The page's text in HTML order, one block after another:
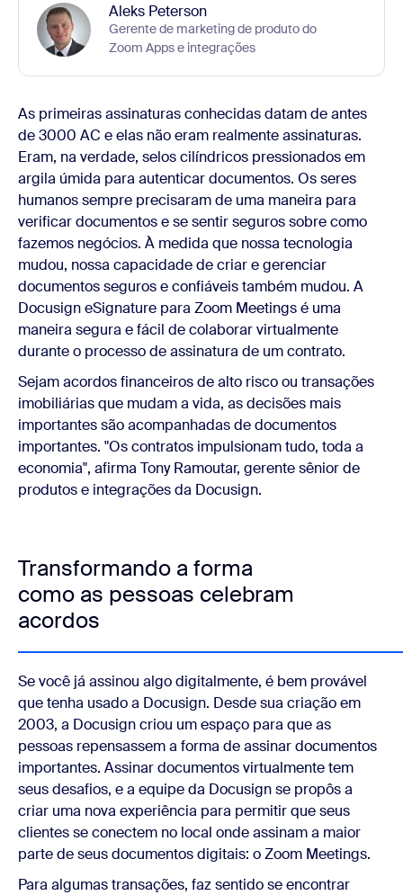
Aleks Peterson
Gerente de marketing de produto do
Zoom Apps e integrações
As primeiras assinaturas conhecidas datam de antes
de 3000 AC e elas não eram realmente assinaturas.
Eram, na verdade, selos cilíndricos pressionados em
argila úmida para autenticar documentos. Os seres
humanos sempre precisaram de uma maneira para
verificar documentos e se sentir seguros sobre como
fazemos negócios. À medida que nossa tecnologia
mudou, nossa capacidade de criar e gerenciar
documentos seguros e confiáveis também mudou. A
Docusign eSignature para Zoom Meetings é uma
maneira segura e fácil de colaborar virtualmente
durante o processo de assinatura de um contrato.
Sejam acordos financeiros de alto risco ou transações
imobiliárias que mudam a vida, as decisões mais
importantes são acompanhadas de documentos
importantes. "Os contratos impulsionam tudo, toda a
economia", afirma Tony Ramoutar, gerente sênior de
produtos e integrações da Docusign.
Transformando a forma
como as pessoas celebram
acordos
Se você já assinou algo digitalmente, é bem provável
que tenha usado a Docusign. Desde sua criação em
2003, a Docusign criou um espaço para que as
pessoas repensassem a forma de assinar documentos
importantes. Assinar documentos virtualmente tem
seus desafios, e a equipe da Docusign se propôs a
criar uma nova experiência para permitir que seus
clientes se conectem no local onde assinam a maior
parte de seus documentos digitais: o Zoom Meetings.
Para algumas transações, faz sentido se encontrar